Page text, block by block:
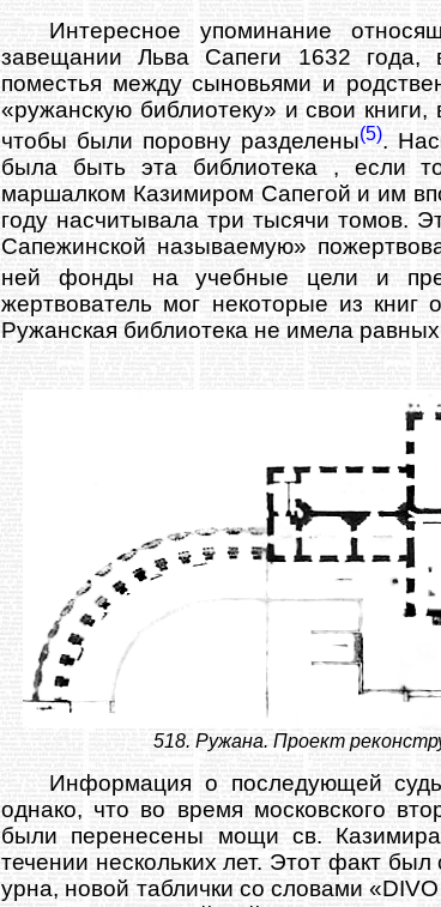
Интересное упоминание
завещании Льва Сапеги 1632 года,
поместья между сыновьями и
«ружанскую библиотеку» и свои
чтобы были поровну разделены(5).
была быть эта библиотека , если
маршалком Казимиром Сапегой и им
году насчитывала три тысячи томов.
Сапежинской называемую»
ней фонды на учебные цели и
жертвователь мог некоторые из книг
Ружанская библиотека не имела
518. Ружана. Проект
Информация о последующей
однако, что во время московского
были перенесены мощи св.
течении нескольких лет. Этот факт
урна, новой таблички со словами «